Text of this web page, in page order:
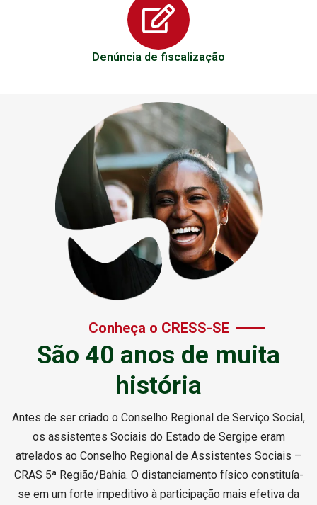
Denúncia de fiscalização
Conheça o CRESS-SE
São 40 anos de muita
história
Antes de ser criado o Conselho Regional de Serviço Social,
os assistentes Sociais do Estado de Sergipe eram
atrelados ao Conselho Regional de Assistentes Sociais –
CRAS 5ª Região/Bahia. O distanciamento físico constituía-
se em um forte impeditivo à participação mais efetiva da